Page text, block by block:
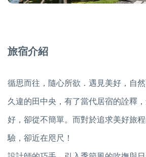
旅宿介紹
循思而往，隨心所欲．遇見美好，自
久違的田中央，有了當代居宿的詮釋
好，卻從不簡單。而對於追求美好旅
驗，卻近在咫尺！